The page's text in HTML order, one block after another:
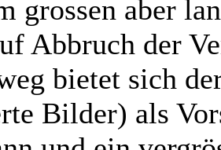
grossen aber
Abbruch der
bietet sich
Bilder) als